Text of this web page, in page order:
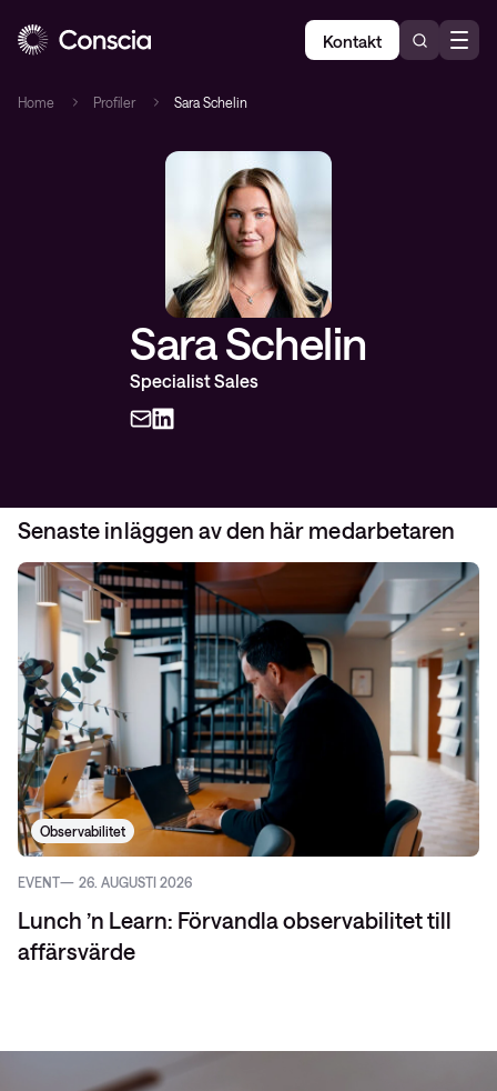
Kontakt
Home Profiler Sara Schelin
Sara Schelin
Specialist Sales
Senaste inläggen av den här medarbetaren
Observabilitet
EVENT 26. AUGUSTI 2026
Lunch ’n Learn: Förvandla observabilitet till
affärsvärde